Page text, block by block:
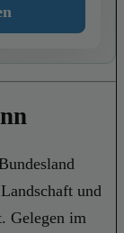
und
Gelegen im